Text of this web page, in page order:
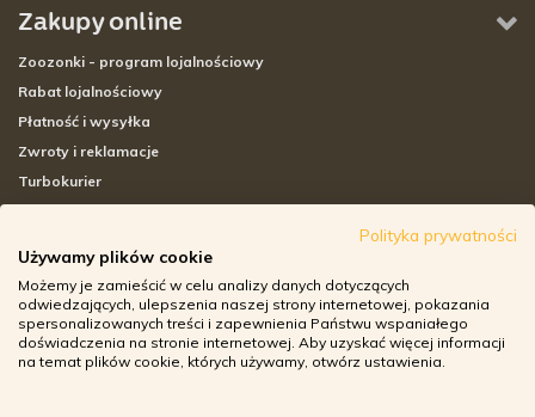
Zakupy online
Zoozonki - program lojalnościowy
Rabat lojalnościowy
Płatność i wysyłka
Zwroty i reklamacje
Turbokurier
Adresy sklepów stacjonarnych
Godziny otwarcia sklepów
Aplikacja zoozone.pl
Zwroty i reklamacje
Polityka prywatności
Używamy plików cookie
Możemy je zamieścić w celu analizy danych dotyczących
odwiedzających, ulepszenia naszej strony internetowej, pokazania
spersonalizowanych treści i zapewnienia Państwu wspaniałego
doświadczenia na stronie internetowej. Aby uzyskać więcej informacji
na temat plików cookie, których używamy, otwórz ustawienia.